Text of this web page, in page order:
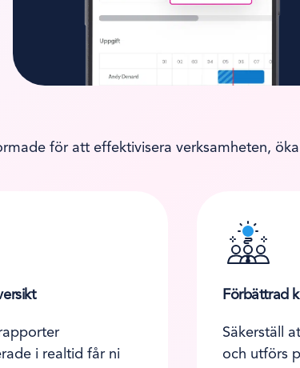
för att effektivisera verksamheten,
i realtid får ni
Förbättrad
Säkerställ
och utförs